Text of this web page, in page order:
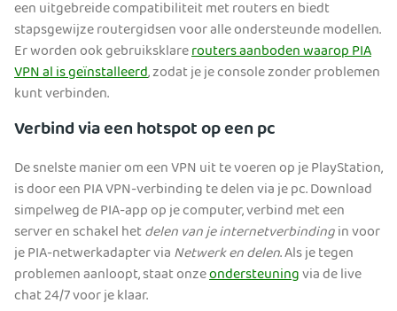
een uitgebreide compatibiliteit met routers en biedt
stapsgewijze routergidsen voor alle ondersteunde modellen.
Er worden ook gebruiksklarerouters aanboden waarop PIA
VPN al is geïnstalleerd, zodat je je console zonder problemen
kunt verbinden.
Verbind via een hotspot op een pc
De snelste manier om een VPN uit te voeren op je PlayStation,
is door een PIA VPN-verbinding te delen via je pc. Download
simpelweg de PIA-app op je computer, verbind met een
server en schakel hetdelen van je internetverbindingin voor
je PIA-netwerkadapter viaNetwerk en delen. Als je tegen
problemen aanloopt, staat onzeondersteuningvia de live
chat 24/7 voor je klaar.